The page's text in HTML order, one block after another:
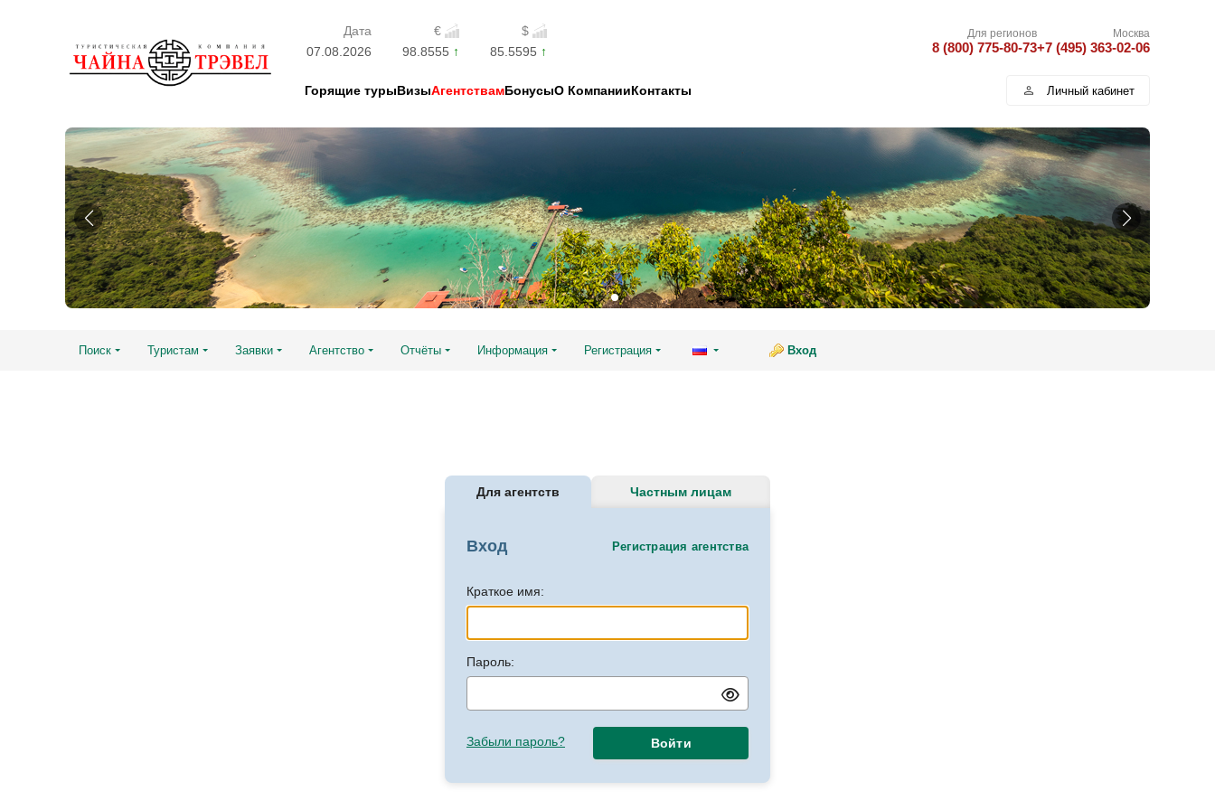
Дата €
$
07.08.2026
98.8555 85.5595
Для регионов
8 (800) 775-80-73
Москва
+7 (495) 363-02-06
Горящие турыВизыАгентствамБонусыО КомпанииКонтакты Личный кабинет
Поиск Туристам Заявки Агентство Отчёты Информация Регистрация Вход
Для агентств Частным лицам
Вход Регистрация агентства
Краткое имя:
Пароль:
Забыли пароль? Войти